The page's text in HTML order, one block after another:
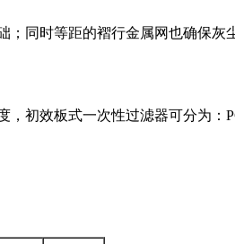
同时等距的褶行金属网也确保灰
初效板式一次性过滤器可分为：